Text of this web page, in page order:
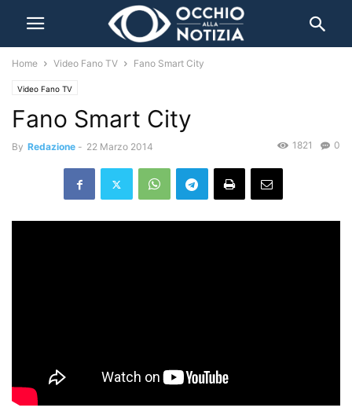
Home Video Fano TV Fano Smart City
Video Fano TV
Fano Smart City
By Redazione - 22 Marzo 2014 0
1821